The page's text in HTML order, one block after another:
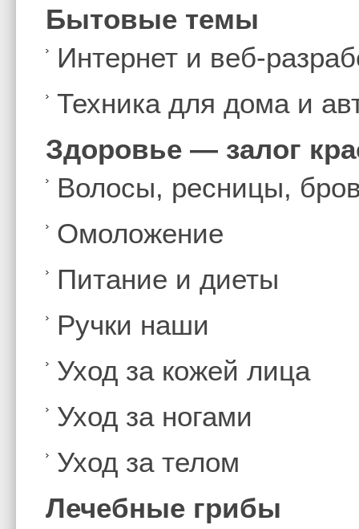
Бытовые темы
Интернет и веб-
Техника для дома и
Здоровье — залог
Волосы, ресницы,
Омоложение
Питание и диеты
Ручки наши
Уход за кожей лица
Уход за ногами
Уход за телом
Лечебные грибы